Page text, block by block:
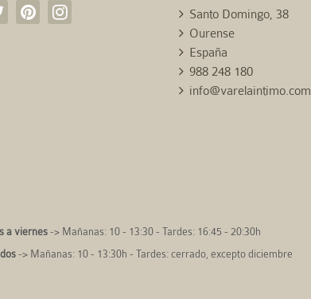
Santo Domingo, 38
Ourense
España
988 248 180
info@varelaintimo.com
a viernes -> Mañanas: 10 - 13:30 - Tardes: 16:45 - 20:30h
-> Mañanas: 10 - 13:30h - Tardes: cerrado, excepto diciembre